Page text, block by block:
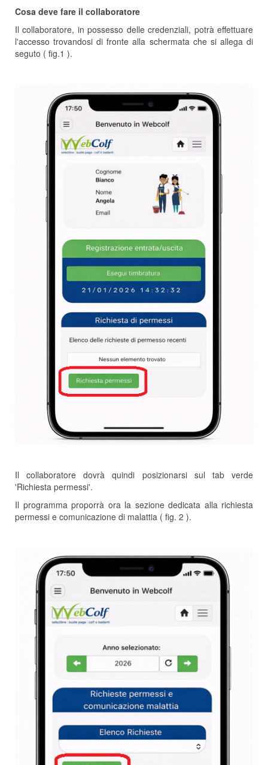
Cosa deve fare il collaboratore
Il collaboratore, in possesso delle credenziali, potrà effettuare
l'accesso trovandosi di fronte alla schermata che si allega di
seguto ( fig.1 ).
Il collaboratore dovrà quindi posizionarsi sul tab verde
'Richiesta permessi'.
Il programma proporrà ora la sezione dedicata alla richiesta
permessi e comunicazione di malattia ( fig. 2 ).